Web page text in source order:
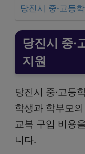
당진시 중·고등
당진시 중·
지원
당진시 중·고등
학생과 학부모
교복 구입 비용
니다.